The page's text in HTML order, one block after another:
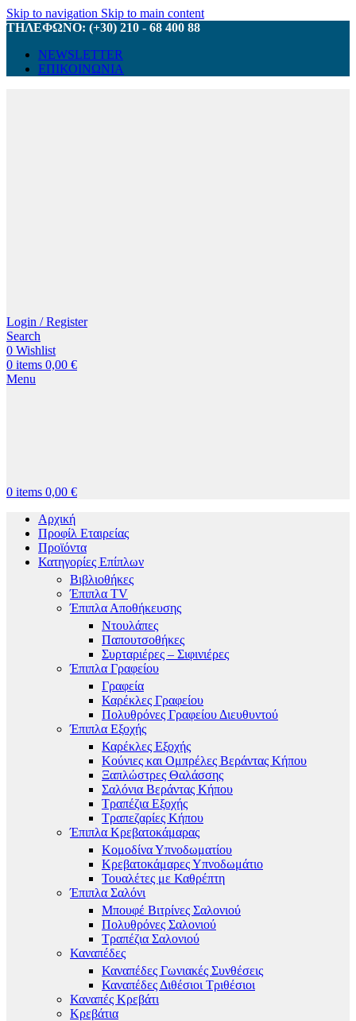
Skip to navigation Skip to main content
ΤΗΛΕΦΩΝΟ: (+30) 210 - 68 400 88
NEWSLETTER
ΕΠΙΚΟΙΝΩΝΙΑ
Login / Register
Search
0 Wishlist
0 items 0,00 €
Menu
0 items 0,00 €
Αρχική
Προφίλ Εταιρείας
Προϊόντα
Κατηγορίες Επίπλων
Βιβλιοθήκες
Έπιπλα TV
Έπιπλα Αποθήκευσης
Ντουλάπες
Παπουτσοθήκες
Συρταριέρες – Σιφινιέρες
Έπιπλα Γραφείου
Γραφεία
Καρέκλες Γραφείου
Πολυθρόνες Γραφείου Διευθυντού
Έπιπλα Εξοχής
Καρέκλες Εξοχής
Κούνιες και Ομπρέλες Βεράντας Κήπου
Ξαπλώστρες Θαλάσσης
Σαλόνια Βεράντας Κήπου
Τραπέζια Εξοχής
Τραπεζαρίες Κήπου
Έπιπλα Κρεβατοκάμαρας
Κομοδίνα Υπνοδωματίου
Κρεβατοκάμαρες Υπνοδωμάτιο
Τουαλέτες με Καθρέπτη
Έπιπλα Σαλόνι
Μπουφέ Βιτρίνες Σαλονιού
Πολυθρόνες Σαλονιού
Τραπέζια Σαλονιού
Καναπέδες
Καναπέδες Γωνιακές Συνθέσεις
Καναπέδες Διθέσιοι Τριθέσιοι
Καναπές Κρεβάτι
Κρεβάτια